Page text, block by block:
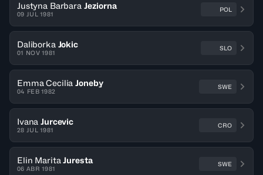
Justyna Barbara Jeziorna
09 JUL 1981
POL
Daliborka Jokic
01 NOV 1981
SLO
Emma Cecilia Joneby
04 FEB 1982
SWE
Ivana Jurcevic
28 JUL 1981
CRO
Elin Marita Juresta
06 ABR 1981
SWE